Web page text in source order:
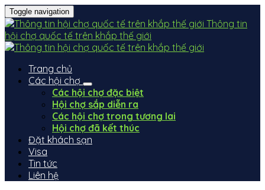
Toggle navigation
Thông tin
hội chợ quốc tế trên khắp thế giới
Trang chủ
Các hội chợ
Các hội chợ đặc biệt
Hội chợ sắp diễn ra
Các hội chợ trong tương lai
Hội chợ đã kết thúc
Đặt khách sạn
Visa
Tin tức
Liên hệ